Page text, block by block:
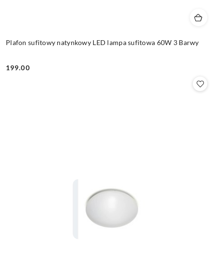
Plafon sufitowy natynkowy LED lampa sufitowa 60W 3 Barwy
Cena:
199.00